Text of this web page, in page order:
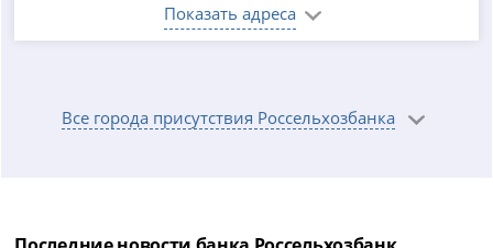
Показать адреса
Все города присутствия Россельхозбанка